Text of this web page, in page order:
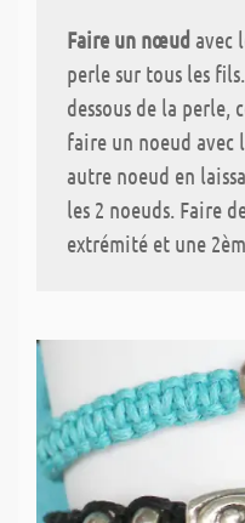
Faire un nœud avec
perle sur tous les
dessous de la perle,
faire un noeud avec
autre noeud en
les 2 noeuds. Faire
extrémité et une